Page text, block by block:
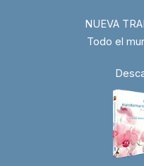
NUEVA
Todo el